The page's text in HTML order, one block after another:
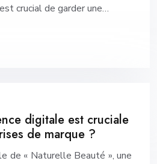
crucial de garder une…
digitale est cruciale
de marque ?
de « Naturelle Beauté », une